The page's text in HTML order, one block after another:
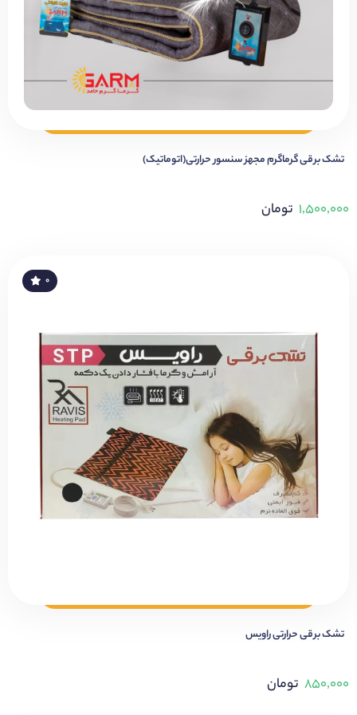
تشک برقی گرماگرم مجهز سنسور حرارتی(اتوماتیک)
۱,۵۰۰,۰۰۰ تومان
۰
تشک برقی حرارتی راویس
۸۵۰,۰۰۰ تومان